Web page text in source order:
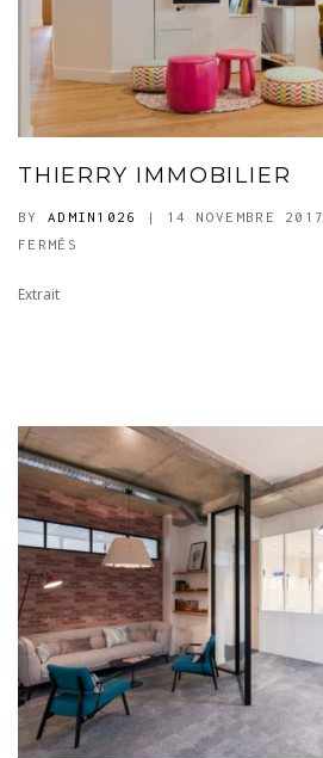
THIERRY IMMOBILIER
BY ADMIN1026 | 14 NOVEMBRE 2017
FERMÉS
Extrait